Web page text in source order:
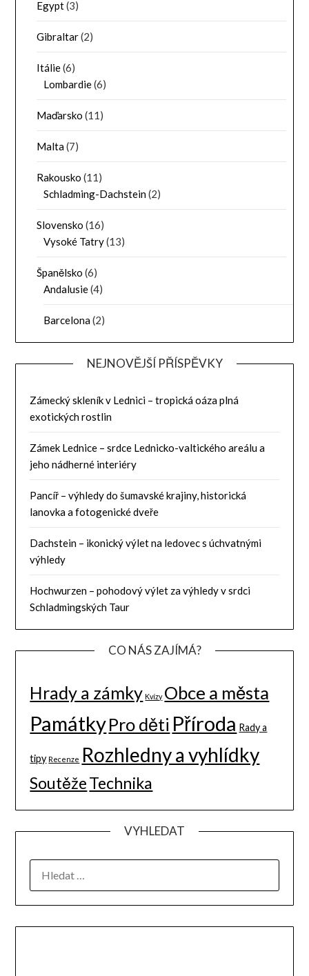
Egypt(3)
Gibraltar(2)
Itálie(6)
Lombardie(6)
Maďarsko (11)
Malta(7)
Rakousko (11)
Schladming-Dachstein(2)
Slovensko (16)
Vysoké Tatry(13)
Španělsko (6)
Andalusie(4)
Barcelona(2)
NEJNOVĚJŠÍ PŘÍSPĚVKY
Zámecký skleník v Lednici – tropická oáza plná
exotických rostlin
Zámek Lednice – srdce Lednicko-valtického areálu a
jeho nádherné interiéry
Pancíř – výhledy do šumavské krajiny, historická
lanovka a fotogenické dveře
Dachstein – ikonický výlet na ledovec s úchvatnými
výhledy
Hochwurzen – pohodový výlet za výhledy v srdci
Schladmingských Taur
CO NÁS ZAJÍMÁ?
Hrady a zámky Kvízy Obce a města
PamátkyPro děti Příroda Rady a
tipy Recenze Rozhledny a vyhlídky
SoutěžeTechnika
VYHLEDAT